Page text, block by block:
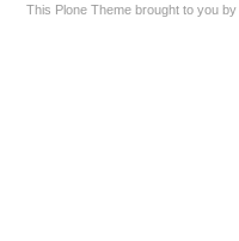
This Plone Theme brought to you by